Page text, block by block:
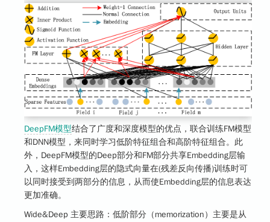
DeepFM模型结合了广度和深度模型的优点，联合训练FM模型
和DNN模型，来同时学习低阶特征组合和高阶特征组合。此
外，DeepFM模型的Deep部分和FM部分共享Embedding层输
入，这样Embedding层的隐式向量在(残差反向传播)训练时可
以同时接受到两部分的信息，从而使Embedding层的信息表达
更加准确。
Wide&Deep 主要思路：低阶部分（memorization）主要是从